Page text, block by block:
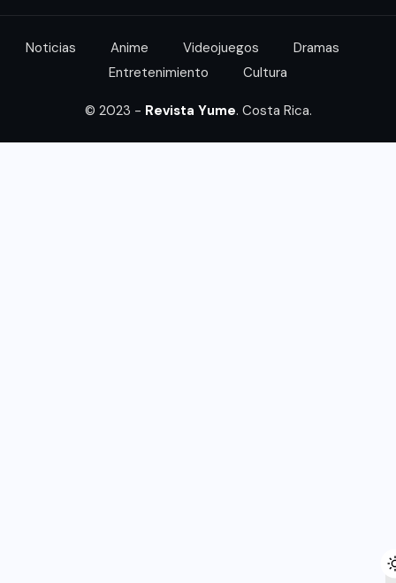
Noticias Anime Videojuegos
Dramas
Entretenimiento
Cultura
© 2023 - Revista Yume. Costa Rica.